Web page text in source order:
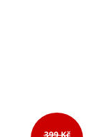
399 Kč